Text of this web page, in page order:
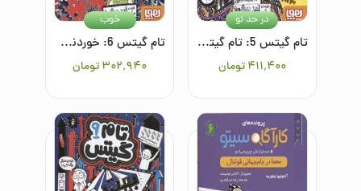
تام گیتس 5: تام گیتس خیلی فوق‌العاده است (توی بعضی کارها)
۴۱۱٬۴۰۰ تومان
در حد نو
تام گیتس 6: خوردنی‌های خیلی ویژه (...نه)
۳۰۲٬۹۴۰تومان
خوب